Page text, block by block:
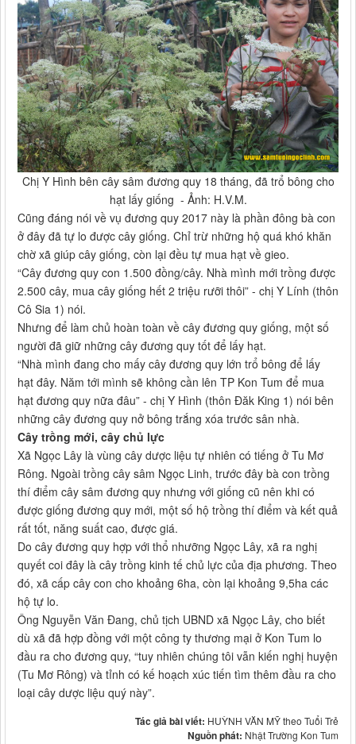
Chị Y Hình bên cây sâm đương quy 18 tháng, đã trổ bông cho
hạt lấy giống - Ảnh: H.V.M.
Cũng đáng nói về vụ đương quy 2017 này là phần đông bà con
ở đây đã tự lo được cây giống. Chỉ trừ những hộ quá khó khăn
chờ xã giúp cây giống, còn lại đều tự mua hạt về gieo.
“Cây đương quy con 1.500 đồng/cây. Nhà mình mới trồng được
2.500 cây, mua cây giống hết 2 triệu rưỡi thôi” - chị Y Lính (thôn
Cô Sia 1) nói.
Nhưng để làm chủ hoàn toàn về cây đương quy giống, một số
người đã giữ những cây đương quy tốt để lấy hạt.
“Nhà mình đang cho mấy cây đương quy lớn trổ bông để lấy
hạt đây. Năm tới mình sẽ không cần lên TP Kon Tum để mua
hạt đương quy nữa đâu” - chị Y Hình (thôn Đăk King 1) nói bên
những cây đương quy nở bông trắng xóa trước sân nhà.
Cây trồng mới, cây chủ lực
Xã Ngọc Lây là vùng cây dược liệu tự nhiên có tiếng ở Tu Mơ
Rông. Ngoài trồng cây sâm Ngọc Linh, trước đây bà con trồng
thí điểm cây sâm đương quy nhưng với giống cũ nên khi có
được giống đương quy mới, một số hộ trồng thí điểm và kết quả
rất tốt, năng suất cao, được giá.
Do cây đương quy hợp với thổ nhưỡng Ngọc Lây, xã ra nghị
quyết coi đây là cây trồng kinh tế chủ lực của địa phương. Theo
đó, xã cấp cây con cho khoảng 6ha, còn lại khoảng 9,5ha các
hộ tự lo.
Ông Nguyễn Văn Đang, chủ tịch UBND xã Ngọc Lây, cho biết
dù xã đã hợp đồng với một công ty thương mại ở Kon Tum lo
đầu ra cho đương quy, “tuy nhiên chúng tôi vẫn kiến nghị huyện
(Tu Mơ Rông) và tỉnh có kế hoạch xúc tiến tìm thêm đầu ra cho
loại cây dược liệu quý này”.
Tác giả bài viết: HUỲNH VĂN MỸ theo Tuổi Trẻ
Nguồn phát: Nhật Trường Kon Tum